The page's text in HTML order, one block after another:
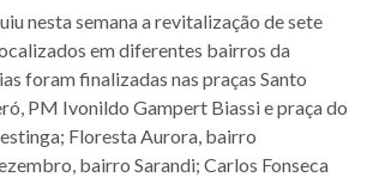
nesta semana a revitalização de sete
em diferentes bairros da
foram finalizadas nas praças Santo
PM Ivonildo Gampert Biassi e praça do
Floresta Aurora, bairro
bairro Sarandi; Carlos Fonseca